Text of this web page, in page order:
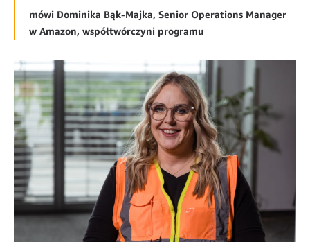
mówi Dominika Bąk-Majka, Senior Operations Manager
w Amazon, współtwórczyni programu